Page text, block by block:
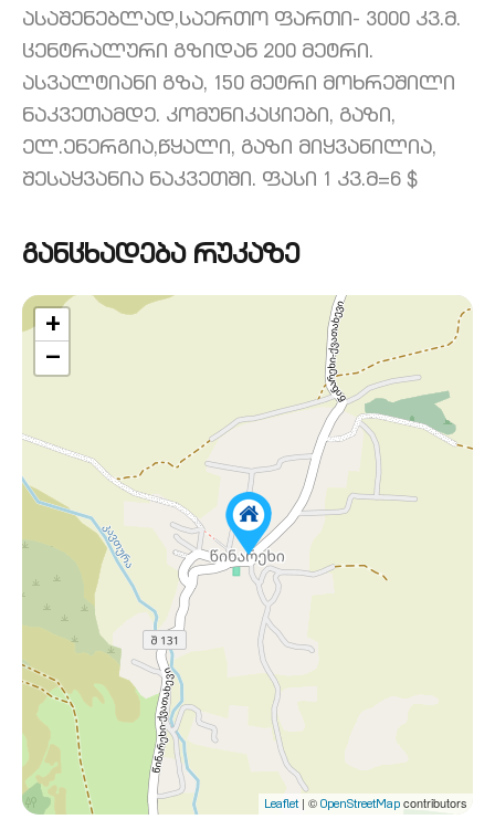
ასაშენებლად,საერთო ფართი- 3000 კვ.მ.
ცენტრალური გზიდან 200 მეტრი.
ასვალტიანი გზა, 150 მეტრი მოხრეშილი
ნაკვეთამდე. კომუნიკაციები, გაზი,
ელ.ენერგია,წყალი, გაზი მიყვანილია,
შესაყვანია ნაკვეთში. ფასი 1 კვ.მ=6 $
განცხადება რუკაზე
+
−
Leaflet| © OpenStreetMap contributors